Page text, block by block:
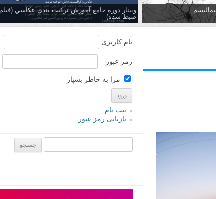
وبینار دوره جامع آموزش تركيب بندي عكاسي (فیلم
ضبط شده)
نام کاربری
رمز عبور
مرا به خاطر بسپار
ثبت نام
بازیابی رمز عبور